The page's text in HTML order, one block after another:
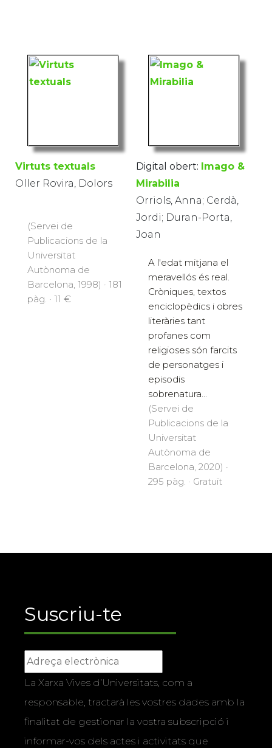
Virtuts textuals
Oller Rovira, Dolors
(Servei de
Publicacions de la
Universitat
Autònoma de
Barcelona, 1998) · 181
pàg. · 11 €
Digital obert: Imago &
Mirabilia
Orriols, Anna; Cerdà,
Jordi; Duran-Porta,
Joan
A l'edat mitjana el
meravellós és real.
Cròniques, textos
enciclopèdics i obres
literàries tant
profanes com
religioses són farcits
de personatges i
episodis
sobrenatura...
(Servei de
Publicacions de la
Universitat
Autònoma de
Barcelona, 2020) ·
295 pàg. · Gratuït
Suscriu-te
La Xarxa Vives d’Universitats, com a
responsable, tractarà les vostres dades amb la
finalitat de gestionar la vostra subscripció i
informar-vos dels actes i activitats que